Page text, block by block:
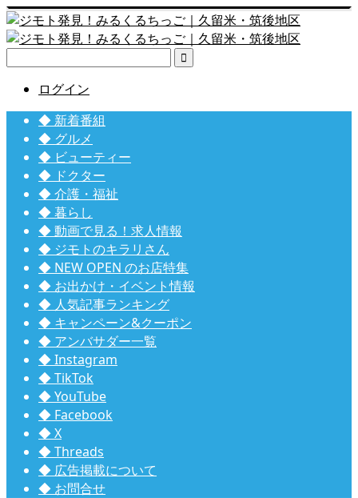

ログイン
◆ 新着番組
◆ グルメ
◆ ビューティー
◆ ドクター
◆ 介護・福祉
◆ 暮らし
◆ 動画で見る！求人情報
◆ ジモトのキラリさん
◆ NEW OPEN のお店特集
◆ お出かけ・イベント情報
◆ 人気記事ランキング
◆ キャンペーン&クーポン
◆ アンバサダー一覧
◆ Instagram
◆ TikTok
◆ YouTube
◆ Facebook
◆ X
◆ Threads
◆ 広告掲載について
◆ お問合せ